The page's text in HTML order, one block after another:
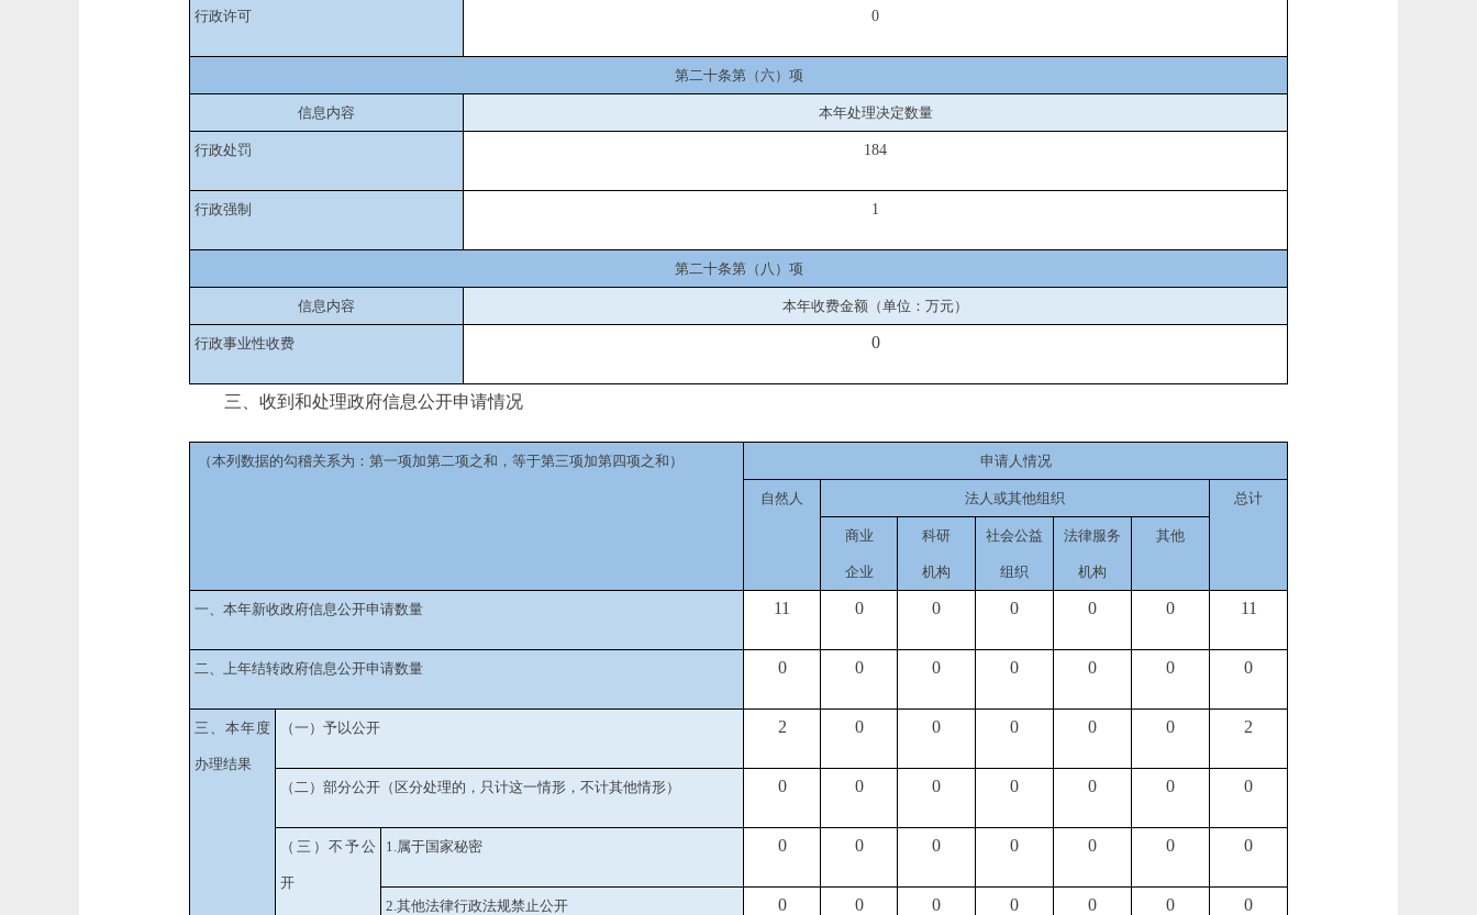
行政许可 0
第二十条第（六）项
信息内容 本年处理决定数量
行政处罚 184
行政强制 1
第二十条第（八）项
信息内容 本年收费金额（单位：万元）
行政事业性收费 0
三、收到和处理政府信息公开申请情况
（本列数据的勾稽关系为：第一项加第二项之和，等于第三项加第四项之和） 申请人情况
自然人 法人或其他组织 总计
商业
企业
科研
机构
社会公益
组织
法律服务
机构
其他
一、本年新收政府信息公开申请数量 11 0 0 0 0 0 11
二、上年结转政府信息公开申请数量 0 0 0 0 0 0 0
三、本年度
办理结果
（一）予以公开 2 0 0 0 0 0 2
（二）部分公开 （区分处理的，只计这一情形，不计其他情形） 0 0 0 0 0 0 0
（三）不予公
开
1.属于国家秘密 0 0 0 0 0 0 0
2.其他法律行政法规禁止公开 0 0 0 0 0 0 0